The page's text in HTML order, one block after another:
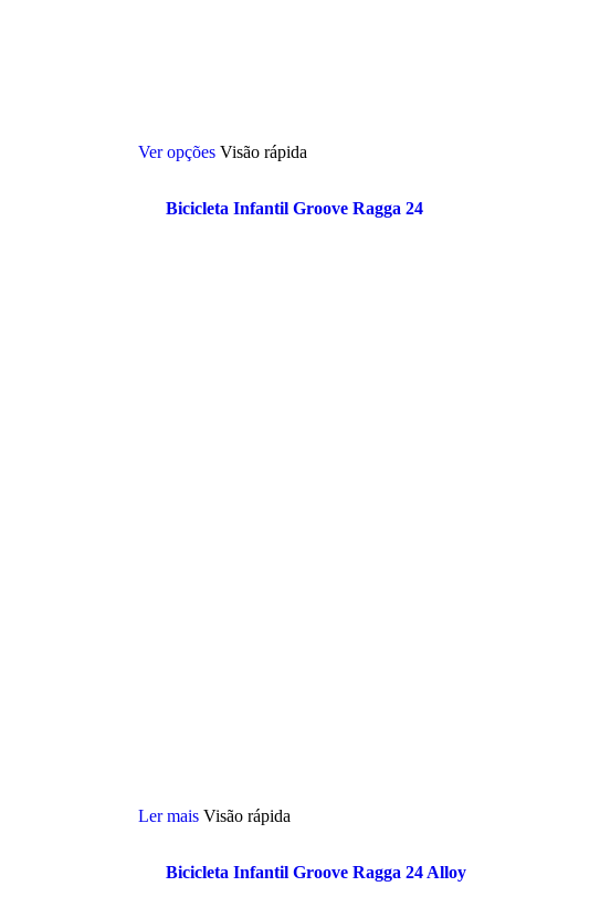
Ver opções produto
variantes.
Visão rápida
Bicicleta Infantil Groove Ragga 24
Ler mais Visão rápida
Bicicleta Infantil Groove Ragga 24 Alloy